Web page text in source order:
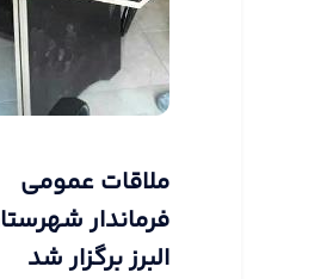
ملاقات عمومی
فرماندار
البرز برگزار شد